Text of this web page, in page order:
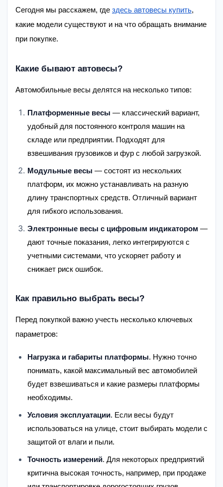
Сегодня мы расскажем, где здесь автовесы купить,
какие модели существуют и на что обращать внимание
при покупке.
Какие бывают автовесы?
Автомобильные весы делятся на несколько типов:
Платформенные весы — классический вариант,
удобный для постоянного контроля машин на
складе или предприятии. Подходят для
взвешивания грузовиков и фур с любой загрузкой.
Модульные весы — состоят из нескольких
платформ, их можно устанавливать на разную
длину транспортных средств. Отличный вариант
для гибкого использования.
Электронные весы с цифровым индикатором —
дают точные показания, легко интегрируются с
учетными системами, что ускоряет работу и
снижает риск ошибок.
Как правильно выбрать весы?
Перед покупкой важно учесть несколько ключевых
параметров:
Нагрузка и габариты платформы. Нужно точно
понимать, какой максимальный вес автомобилей
будет взвешиваться и какие размеры платформы
необходимы.
Условия эксплуатации. Если весы будут
использоваться на улице, стоит выбирать модели с
защитой от влаги и пыли.
Точность измерений. Для некоторых предприятий
критична высокая точность, например, при продаже